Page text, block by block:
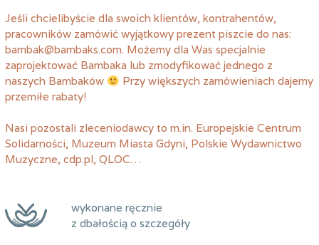
Jeśli chcielibyście dla swoich klientów, kontrahentów,
pracowników zamówić wyjątkowy prezent piszcie do nas:
bambak@bambaks.com. Możemy dla Was specjalnie
zaprojektować Bambaka lub zmodyfikować jednego z
naszych Bambaków
Przy większych zamówieniach dajemy
przemiłe rabaty!
Nasi pozostali zleceniodawcy to m.in. Europejskie Centrum
Solidarności, Muzeum Miasta Gdyni, Polskie Wydawnictwo
Muzyczne, cdp.pl, QLOC…
wykonane ręcznie
z dbałością o szczegóły